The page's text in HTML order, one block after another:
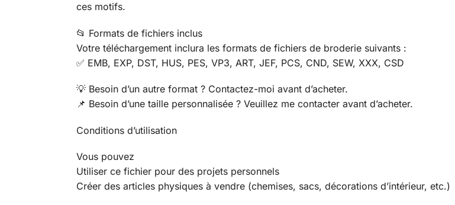
ces motifs.
📂 Formats de fichiers inclus
Votre téléchargement inclura les formats de fichiers de broderie suivants :
✅ EMB, EXP, DST, HUS, PES, VP3, ART, JEF, PCS, CND, SEW, XXX, CSD
💡 Besoin d’un autre format ? Contactez-moi avant d’acheter.
📌 Besoin d’une taille personnalisée ? Veuillez me contacter avant d’acheter.
Conditions d’utilisation
Vous pouvez
Utiliser ce fichier pour des projets personnels
Créer des articles physiques à vendre (chemises, sacs, décorations d’intérieur, etc.)